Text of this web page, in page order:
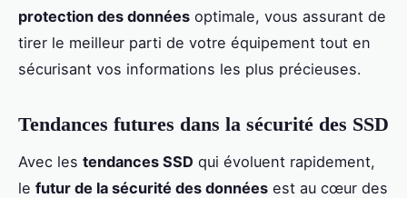
protection des données optimale, vous assurant de
tirer le meilleur parti de votre équipement tout en
sécurisant vos informations les plus précieuses.
Tendances futures dans la sécurité des SSD
Avec les tendances SSD qui évoluent rapidement,
le futur de la sécurité des données est au cœur des